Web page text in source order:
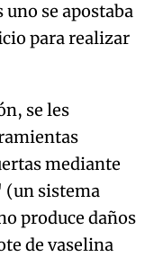
se apostaba
para realizar
se les
mediante
sistema
produce daños
de vaselina